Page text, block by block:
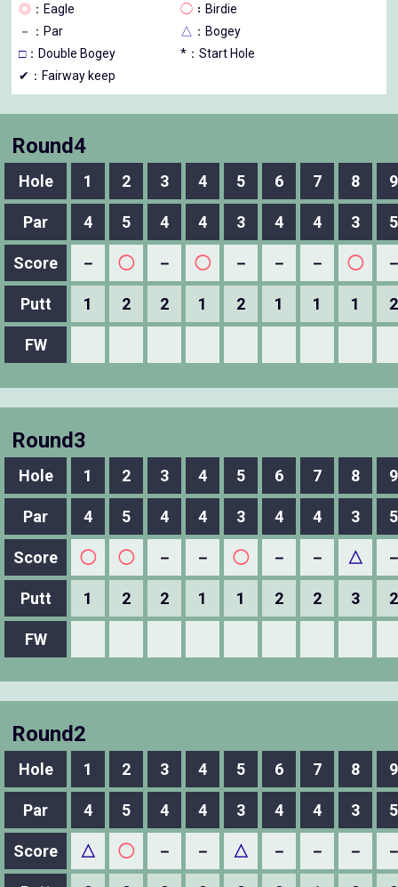
◎ ：Eagle ◯ ：Birdie
－
：Par △ ：Bogey
□：Double Bogey
*：Start Hole
✔：Fairway keep
Round4
Hole 1 2 3 4 5 6 7 8 9
Par 4 5 4 4 3 4 4 3 5
Score － ◯ － ◯ － － － ◯
Putt 1 2 2 1 2 1 1 1 2
FW
Round3
Hole 1 2 3 4 5 6 7 8 9
Par 4 5 4 4 3 4 4 3 5
Score ◯ ◯ － － ◯ － － △
Putt 1 2 2 1 1 2 2 3 2
FW
Round2
Hole 1 2 3 4 5 6 7 8 9
Par 4 5 4 4 3 4 4 3 5
Score △ ◯ － － △ － － －